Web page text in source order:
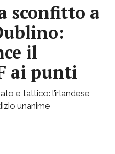
sconfitto a
il
ai punti
e tattico: l’irlandese
unanime